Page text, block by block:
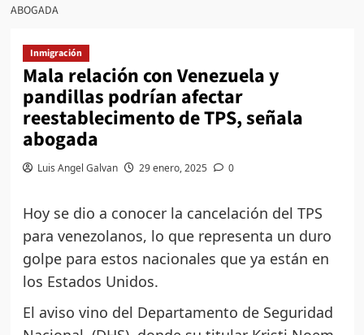
ABOGADA
Inmigración
Mala relación con Venezuela y
pandillas podrían afectar
reestablecimento de TPS, señala
abogada
Luis Angel Galvan 29 enero, 2025 0
Hoy se dio a conocer la cancelación del TPS
para venezolanos, lo que representa un duro
golpe para estos nacionales que ya están en
los Estados Unidos.
El aviso vino del Departamento de Seguridad